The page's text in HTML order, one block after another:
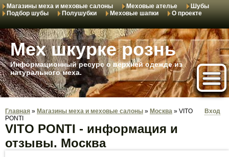
Магазины меха и меховые салоны Меховые ателье
Шубы
Подбор шубы
Полушубки Меховые шапки О проекте
Мех шкурке рознь
Информационный ресурс о верхней одежде из
натурального меха.
Главная » Магазины меха и меховые салоны » Москва » VITO
PONTI
Вход
VITO PONTI - информация и
отзывы. Москва